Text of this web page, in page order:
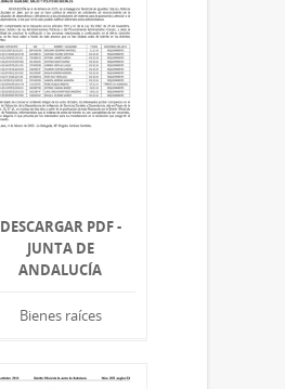
DESCARGAR PDF -
JUNTA DE
ANDALUCÍA
Bienes raíces